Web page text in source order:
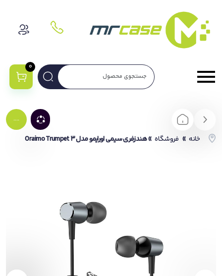
0
....
خانه » فروشگاه »هندزفری سیمی اورایمو مدل Oraimo Trumpet 3